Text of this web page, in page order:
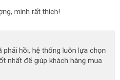
mình rất thích!
phải hồi, hệ thống luôn lựa chọn
nhất để giúp khách hàng mua